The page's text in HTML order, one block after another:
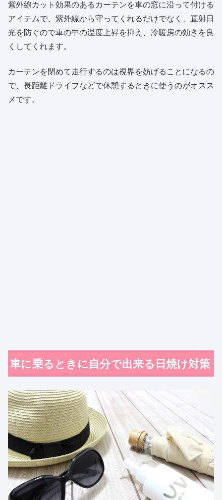
紫外線カット効果のあるカーテンを車の窓に沿って付ける
アイテムで、紫外線から守ってくれるだけでなく、直射日
光を防ぐので車の中の温度上昇を抑え、冷暖房の効きを良
くしてくれます。
カーテンを閉めて走行するのは視界を妨げることになるの
で、長距離ドライブなどで休憩するときに使うのがオスス
メです。
車に乗るときに自分で出来る日焼け対策